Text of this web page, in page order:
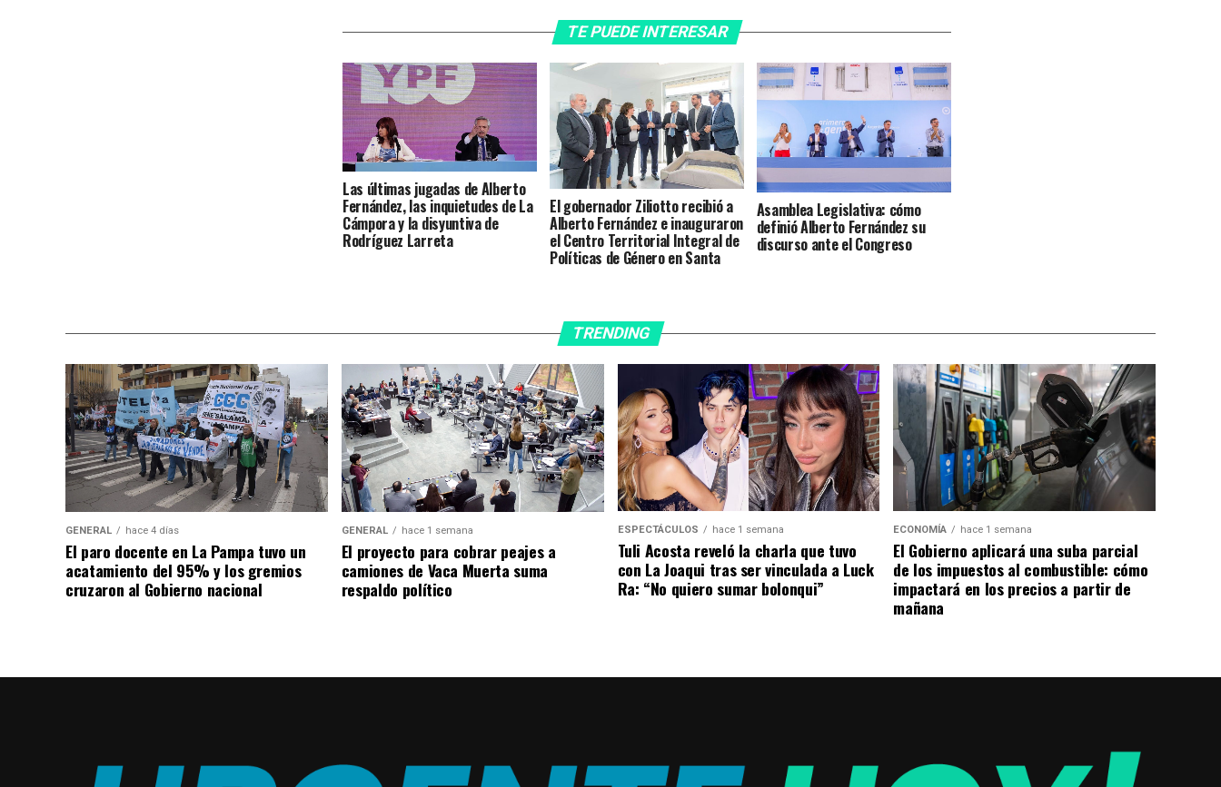
TE PUEDE INTERESAR
Las últimas jugadas de Alberto
Fernández, las inquietudes de La
Cámpora y la disyuntiva de
Rodríguez Larreta
El gobernador Ziliotto recibió a
Alberto Fernández e inauguraron
el Centro Territorial Integral de
Políticas de Género en Santa
Asamblea Legislativa: cómo
definió Alberto Fernández su
discurso ante el Congreso
TRENDING
GENERAL hace 4 días
El paro docente en La Pampa tuvo un
acatamiento del 95% y los gremios
cruzaron al Gobierno nacional
GENERAL hace 1 semana
El proyecto para cobrar peajes a
camiones de Vaca Muerta suma
respaldo político
ESPECTÁCULOS hace 1 semana
Tuli Acosta reveló la charla que tuvo
con La Joaqui tras ser vinculada a Luck
Ra: “No quiero sumar bolonqui”
ECONOMÍA hace 1 semana
El Gobierno aplicará una suba parcial
de los impuestos al combustible: cómo
impactará en los precios a partir de
mañana